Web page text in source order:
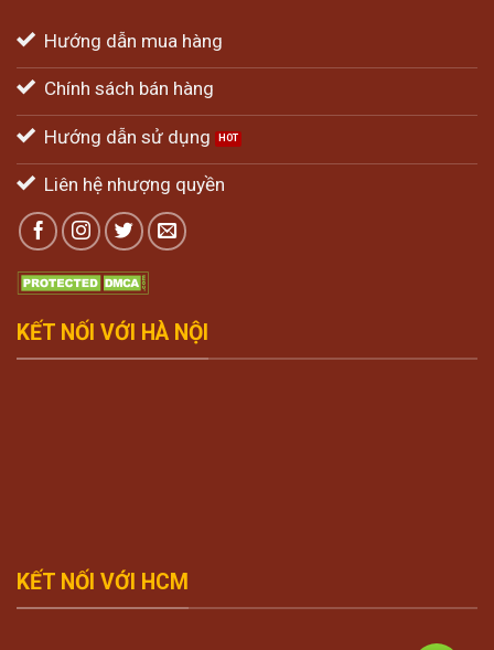
Hướng dẫn mua hàng
Chính sách bán hàng
Hướng dẫn sử dụng
Liên hệ nhượng quyền
KẾT NỐI VỚI HÀ NỘI
KẾT NỐI VỚI HCM